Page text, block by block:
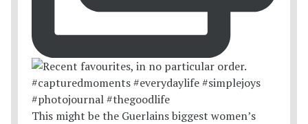
This might be the Guerlains biggest women’s